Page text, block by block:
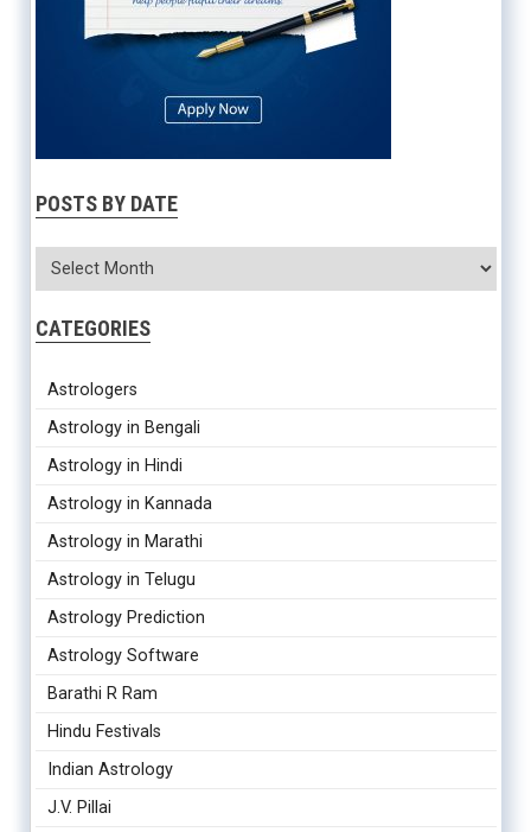
POSTS BY DATE
CATEGORIES
Astrologers
Astrology in Bengali
Astrology in Hindi
Astrology in Kannada
Astrology in Marathi
Astrology in Telugu
Astrology Prediction
Astrology Software
Barathi R Ram
Hindu Festivals
Indian Astrology
J.V. Pillai